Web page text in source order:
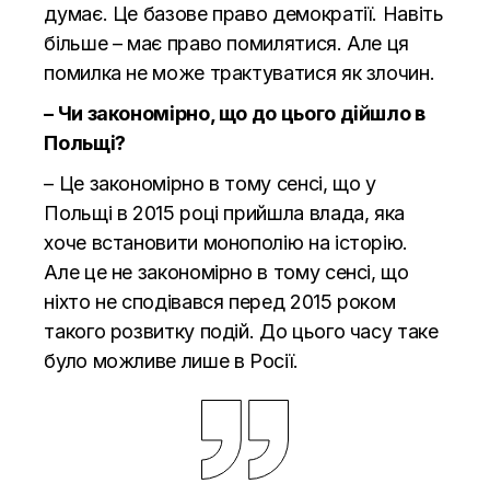
думає. Це базове право демократії. Навіть
більше – має право помилятися. Але ця
помилка не може трактуватися як злочин.
– Чи закономірно, що до цього дійшло в
Польщі?
– Це закономірно в тому сенсі, що у
Польщі в 2015 році прийшла влада, яка
хоче встановити монополію на історію.
Але це не закономірно в тому сенсі, що
ніхто не сподівався перед 2015 роком
такого розвитку подій. До цього часу таке
було можливе лише в Росії.